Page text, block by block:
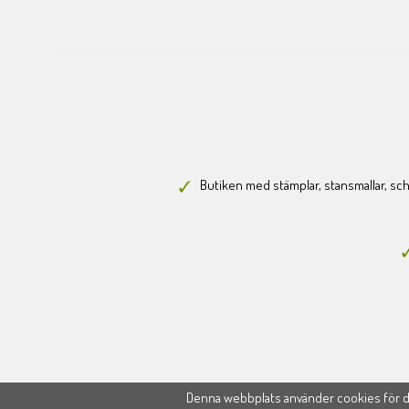
Butiken med stämplar, stansmallar,
Denna webbplats använder cookies för